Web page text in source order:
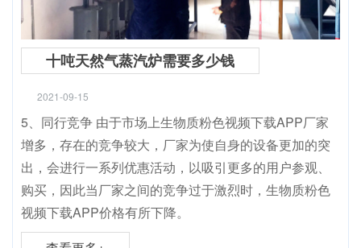
十吨天然气蒸汽炉需要多少钱
2021-09-15
5、同行竞争 由于市场上生物质粉色视频下载APP厂家
增多，存在的竞争较大，厂家为使自身的设备更加的突
出，会进行一系列优惠活动，以吸引更多的用户参观、
购买，因此当厂家之间的竞争过于激烈时，生物质粉色
视频下载APP价格有所下降。